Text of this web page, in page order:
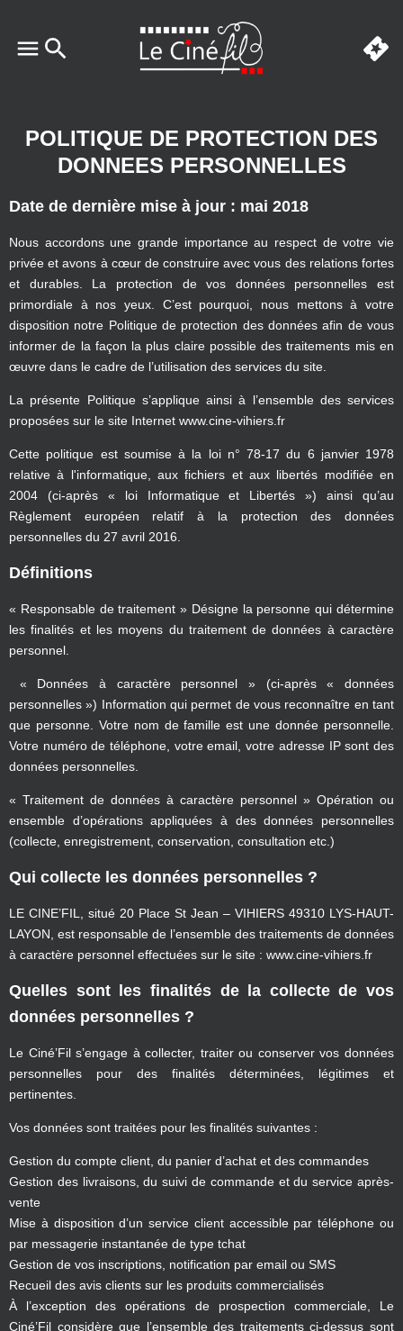
POLITIQUE DE PROTECTION DES
DONNEES PERSONNELLES
Date de dernière mise à jour : mai 2018
Nous accordons une grande importance au respect de votre vie
privée et avons à cœur de construire avec vous des relations fortes
et durables. La protection de vos données personnelles est
primordiale à nos yeux. C’est pourquoi, nous mettons à votre
disposition notre Politique de protection des données afin de vous
informer de la façon la plus claire possible des traitements mis en
œuvre dans le cadre de l’utilisation des services du site.
La présente Politique s’applique ainsi à l’ensemble des services
proposées sur le site Internet www.cine-vihiers.fr
Cette politique est soumise à la loi n° 78-17 du 6 janvier 1978
relative à l'informatique, aux fichiers et aux libertés modifiée en
2004 (ci-après « loi Informatique et Libertés ») ainsi qu’au
Règlement européen relatif à la protection des données
personnelles du 27 avril 2016.
Définitions
« Responsable de traitement » Désigne la personne qui détermine
les finalités et les moyens du traitement de données à caractère
personnel.
« Données à caractère personnel » (ci-après « données
personnelles ») Information qui permet de vous reconnaître en tant
que personne. Votre nom de famille est une donnée personnelle.
Votre numéro de téléphone, votre email, votre adresse IP sont des
données personnelles.
« Traitement de données à caractère personnel » Opération ou
ensemble d’opérations appliquées à des données personnelles
(collecte, enregistrement, conservation, consultation etc.)
Qui collecte les données personnelles ?
LE CINE’FIL, situé 20 Place St Jean – VIHIERS 49310 LYS-HAUT-
LAYON, est responsable de l’ensemble des traitements de données
à caractère personnel effectuées sur le site : www.cine-vihiers.fr
Quelles sont les finalités de la collecte de vos
données personnelles ?
Le Ciné’Fil s’engage à collecter, traiter ou conserver vos données
personnelles pour des finalités déterminées, légitimes et
pertinentes.
Vos données sont traitées pour les finalités suivantes :
Gestion du compte client, du panier d’achat et des commandes
Gestion des livraisons, du suivi de commande et du service après-
vente
Mise à disposition d’un service client accessible par téléphone ou
par messagerie instantanée de type tchat
Gestion de vos inscriptions, notification par email ou SMS
Recueil des avis clients sur les produits commercialisés
À l’exception des opérations de prospection commerciale, Le
Ciné’Fil considère que l’ensemble des traitements ci-dessus sont